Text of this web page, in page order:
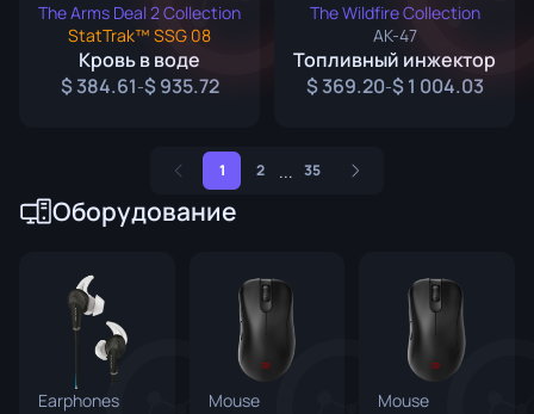
The Arms Deal 2 Collection
StatTrak™ SSG 08
Кровь в воде
384.61- 935.72
The Wildfire Collection
AK-47
Топливный инжектор
369.20- 1 004.03
1 2 ... 35
Оборудование
Earphones
Mouse
Mouse